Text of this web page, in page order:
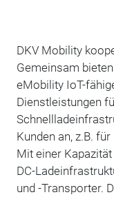
DKV Mobility
Gemeinsam
eMobility IoT-
Dienstleistungen
Kunden an, z.B.
Mit einer
DC-
und -Transporter.